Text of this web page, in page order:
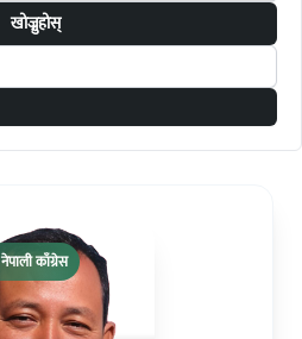
खोज्नुहोस्
नेपाली काँग्रेस